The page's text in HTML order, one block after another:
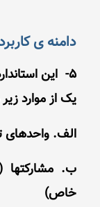
دامنه ی کاربرد
5- این
یک از موارد
الف. واحدهای
ب. مشارکتها
خاص)